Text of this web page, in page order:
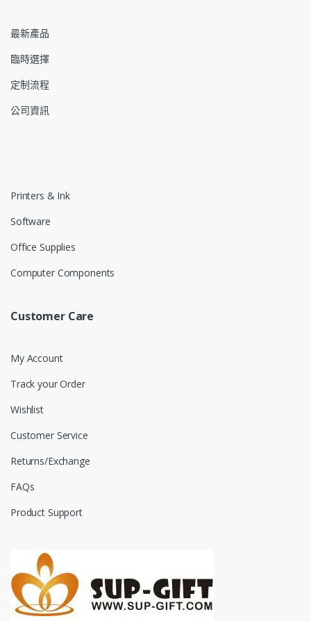
最新產品
臨時選擇
定制流程
公司資訊
Printers & Ink
Software
Office Supplies
Computer Components
Customer Care
My Account
Track your Order
Wishlist
Customer Service
Returns/Exchange
FAQs
Product Support